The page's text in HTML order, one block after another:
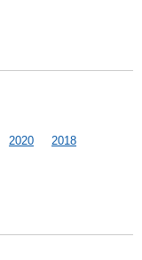
2020 2018